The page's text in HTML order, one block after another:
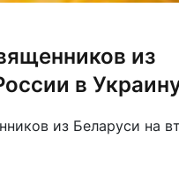
из
в
из Беларуси на